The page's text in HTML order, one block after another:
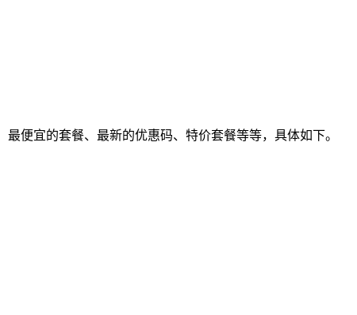
便宜的套餐、最新的优惠码、特价套餐等等，具体如下。